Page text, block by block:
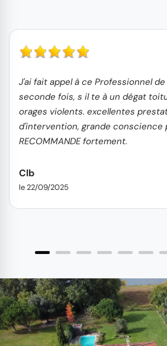
J'ai fait appel à ce Professionnel
seconde fois, s il te à un dégat
orages violents. excellentes
d'intervention, grande conscience
RECOMMANDE fortement.
Clb
le 22/09/2025